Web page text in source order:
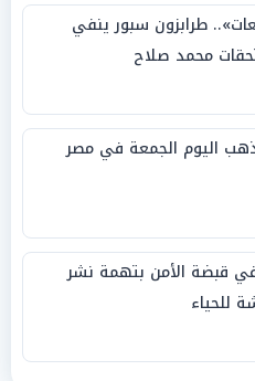
طرابزون سبور ينفي
محمد صلاح
اليوم الجمعة في مصر
قبضة الأمن بتهمة نشر
للحياء